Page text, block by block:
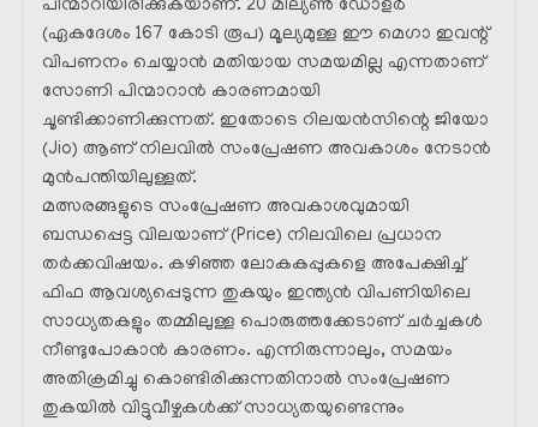
പിന്മാറിയിരിക്കുകയാണ്. 20 മില്യൺ ഡോളർ
(ഏകദേശം 167 കോടി രൂപ) മൂല്യമുള്ള ഈ മെഗാ ഇവന്റ്
വിപണനം ചെയ്യാൻ മതിയായ സമയമില്ല എന്നതാണ്
സോണി പിന്മാറാൻ കാരണമായി
ചൂണ്ടിക്കാണിക്കുന്നത്. ഇതോടെ റിലയൻസിന്റെ ജിയോ
(Jio) ആണ് നിലവിൽ സംപ്രേഷണ അവകാശം നേടാൻ
മുൻപന്തിയിലുള്ളത്.
മത്സരങ്ങളുടെ സംപ്രേഷണ അവകാശവുമായി
ബന്ധപ്പെട്ട വിലയാണ് (Price) നിലവിലെ പ്രധാന
തർക്കവിഷയം. കഴിഞ്ഞ ലോകകപ്പുകളെ അപേക്ഷിച്ച്
ഫിഫ ആവശ്യപ്പെടുന്ന തുകയും ഇന്ത്യൻ വിപണിയിലെ
സാധ്യതകളും തമ്മിലുള്ള പൊരുത്തക്കേടാണ് ചർച്ചകൾ
നീണ്ടുപോകാൻ കാരണം. എന്നിരുന്നാലും, സമയം
അതിക്രമിച്ചു കൊണ്ടിരിക്കുന്നതിനാൽ സംപ്രേഷണ
തുകയിൽ വിട്ടുവീഴ്ചകൾക്ക് സാധ്യതയുണ്ടെന്നും